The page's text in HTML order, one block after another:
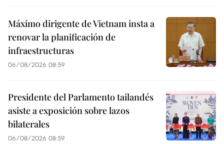
Máximo dirigente de Vietnam insta a
renovar la planificación de
infraestructuras
06/08/2026 08:59
Presidente del Parlamento tailandés
asiste a exposición sobre lazos
bilaterales
06/08/2026 08:59